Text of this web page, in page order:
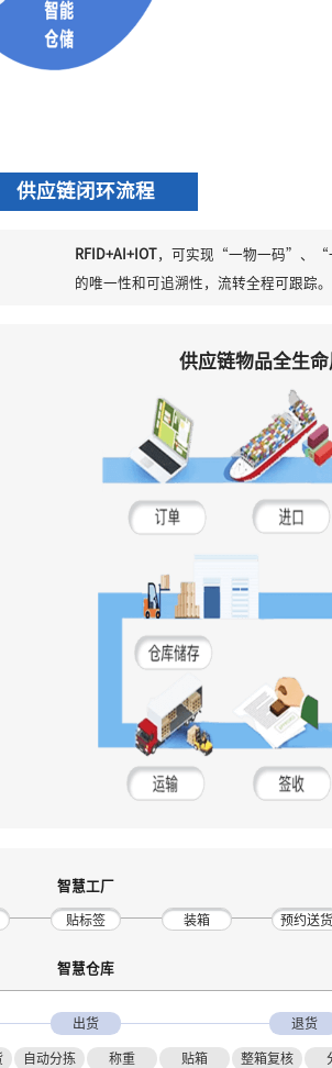
供应链闭环流程
RFID+AI+IOT，可实现“一物一码”、“
的唯一性和可追溯性，流转全程可跟踪。
供应链物品全生
智慧工厂
贴标签 装箱 预约送
智慧仓库
出货
退货
自动分拣 称重 贴箱 整箱复核